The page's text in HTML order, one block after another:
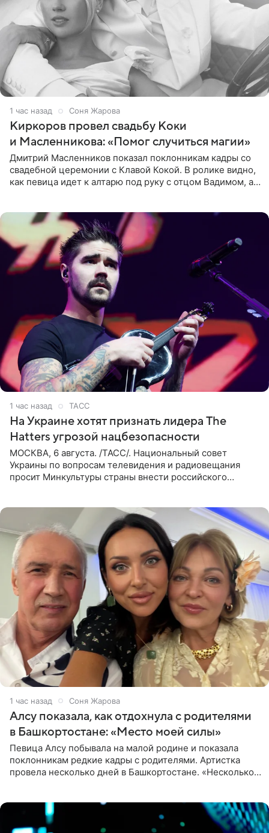
1 час назад Соня Жарова
Киркоров провел свадьбу Коки
и Масленникова: «Помог случиться магии»
Дмитрий Масленников показал поклонникам кадры со
свадебной церемонии с Клавой Кокой. В ролике видно,
как певица идет к алтарю под руку с отцом Вадимом, а у
1 час назад ТАСС
На Украине хотят признать лидера The
Hatters угрозой нацбезопасности
МОСКВА, 6 августа. /ТАСС/. Национальный совет
Украины по вопросам телевидения и радиовещания
просит Минкультуры страны внести российского
1 час назад Соня Жарова
Алсу показала, как отдохнула с родителями
в Башкортостане: «Место моей силы»
Певица Алсу побывала на малой родине и показала
поклонникам редкие кадры с родителями. Артистка
провела несколько дней в Башкортостане. «Несколько